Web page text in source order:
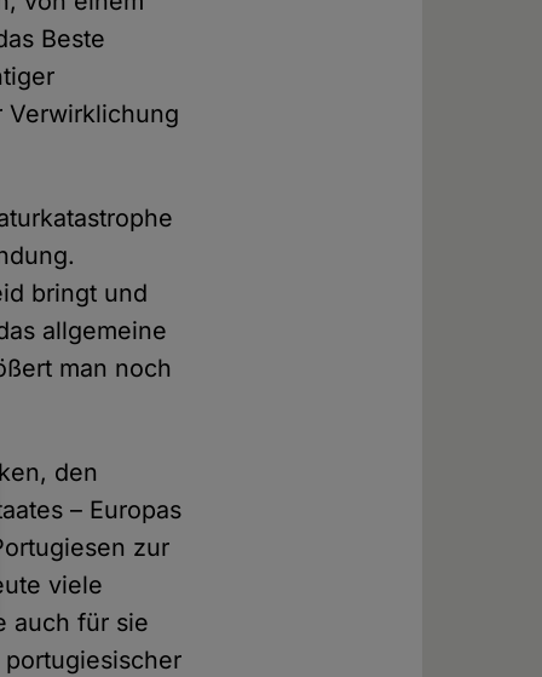
Beste
Verwirklichung
bringt und
allgemeine
man noch
den
– Europas
zur
viele
auch für sie